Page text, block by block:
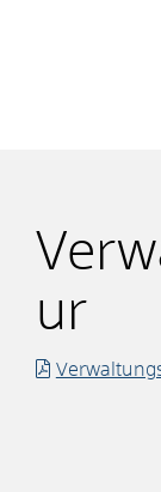
ur